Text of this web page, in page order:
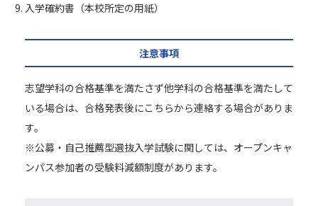
入学確約書（本校所定の用紙）
注意事項
志望学科の合格基準を満たさず他学科の合格基準を満たして
いる場合は、合格発表後にこちらから連絡する場合がありま
す。
※公募・自己推薦型選抜入学試験に関しては、オープンキャ
ンパス参加者の受験料減額制度があります。